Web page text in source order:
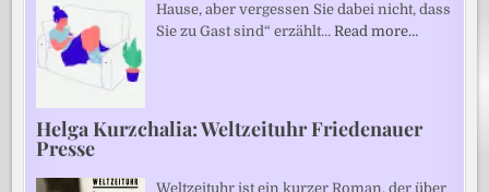
Hause, aber vergessen Sie dabei nicht, dass
Sie zu Gast sind“ erzählt…Read more…
Helga Kurzchalia: Weltzeituhr Friedenauer
Presse
Weltzeituhr ist ein kurzer Roman, der über